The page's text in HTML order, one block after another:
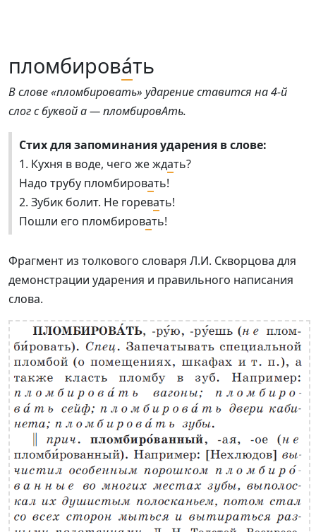
пломбирова́ть
В слове «пломбировать» ударение ставится на 4-й
слог с буквой а — пломбировАть.
Стих для запоминания ударения в слове:
1. Кухня в воде, чего же ждать?
Надо трубу пломбировать!
2. Зубик болит. Не горевать!
Пошли его пломбировать!
Фрагмент из толкового словаря Л.И. Скворцова для
демонстрации ударения и правильного написания
слова.